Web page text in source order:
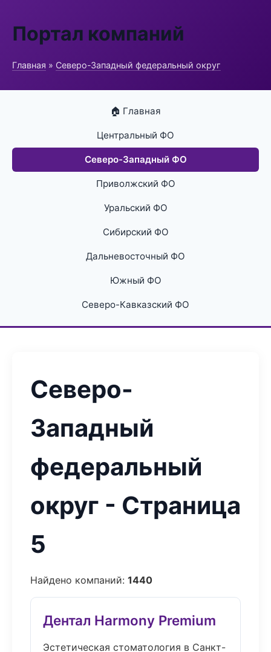
Портал компаний
Главная » Северо-Западный федеральный округ
🏠 Главная
Центральный ФО
Северо-Западный ФО
Приволжский ФО
Уральский ФО
Сибирский ФО
Дальневосточный ФО
Южный ФО
Северо-Кавказский ФО
Северо-
Западный
федеральный
округ - Страница
5
Найдено компаний: 1440
Дентал Harmony Premium
Эстетическая стоматология в Санкт-